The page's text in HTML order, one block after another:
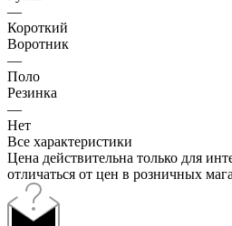
—
Короткий
Воротник
—
Поло
Резинка
—
Нет
Все характеристики
Цена действительна только для
отличаться от цен в розничных